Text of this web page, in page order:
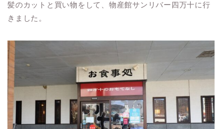
髪のカットと買い物をして、物産館サンリバー四万十に行
きました。